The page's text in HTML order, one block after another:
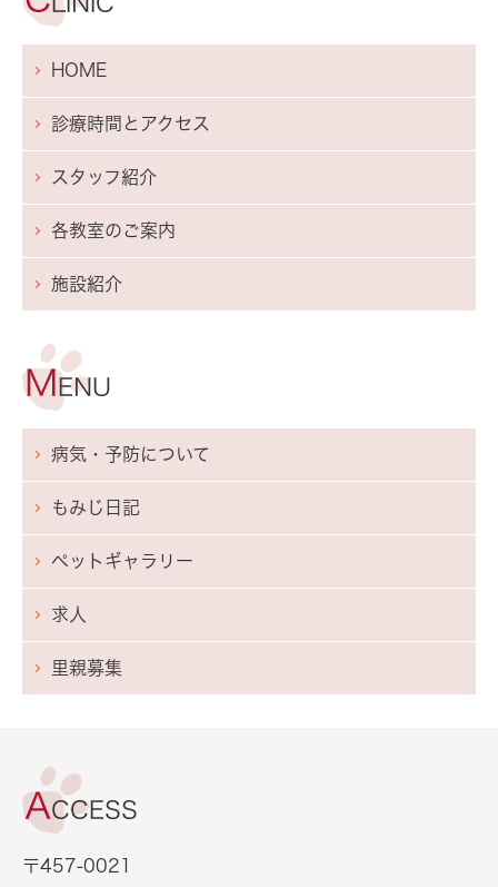
HOME
診療時間とアクセス
スタッフ紹介
各教室のご案内
施設紹介
病気・予防について
もみじ日記
ペットギャラリー
求人
里親募集
〒457-0021